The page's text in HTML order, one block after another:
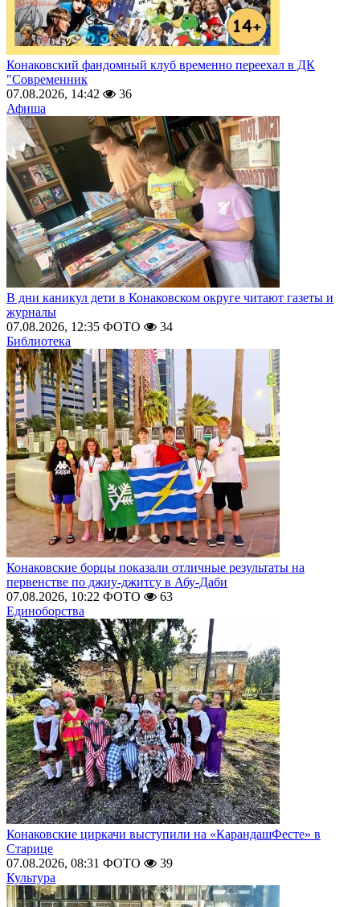
Конаковский фандомный клуб временно переехал в ДК
"Современник
07.08.2026, 14:42
36
Афиша
В дни каникул дети в Конаковском округе читают газеты и
журналы
07.08.2026, 12:35 ФОТО
34
Библиотека
Конаковские борцы показали отличные результаты на
первенстве по джиу-джитсу в Абу-Даби
07.08.2026, 10:22 ФОТО
63
Единоборства
Конаковские циркачи выступили на «КарандашФесте» в
Старице
07.08.2026, 08:31 ФОТО
39
Культура